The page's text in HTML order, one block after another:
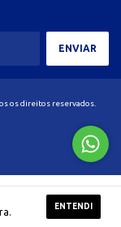
ENTENDI
os direitos reservados.